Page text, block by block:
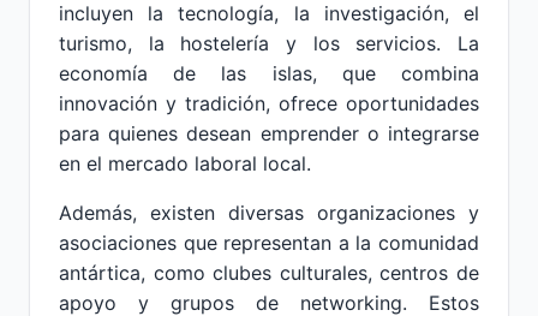
incluyen la tecnología, la investigación, el
turismo, la hostelería y los servicios. La
economía de las islas, que combina
innovación y tradición, ofrece oportunidades
para quienes desean emprender o integrarse
en el mercado laboral local.
Además, existen diversas organizaciones y
asociaciones que representan a la comunidad
antártica, como clubes culturales, centros de
apoyo y grupos de networking. Estos